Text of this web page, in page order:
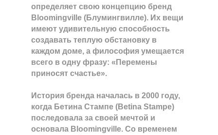
определяет свою концепцию бренд
Bloomingville (Блумингвилле). Их вещи
имеют удивительную способность
создавать теплую обстановку в
каждом доме, а философия умещается
всего в одну фразу: «Перемены
приносят счастье».
История бренда началась в 2000 году,
когда Бетина Стампе (Betina Stampe)
последовала за своей мечтой и
основала Bloomingville. Со временем